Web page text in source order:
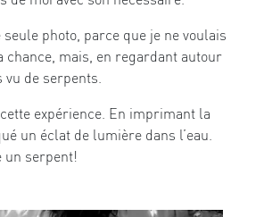
seule photo, parce que je ne voulais
chance, mais, en regardant autour
vu de serpents.
expérience. En imprimant la
un éclat de lumière dans l’eau.
un serpent!